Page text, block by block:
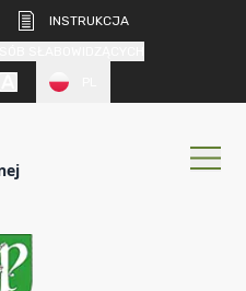
INSTRUKCJA